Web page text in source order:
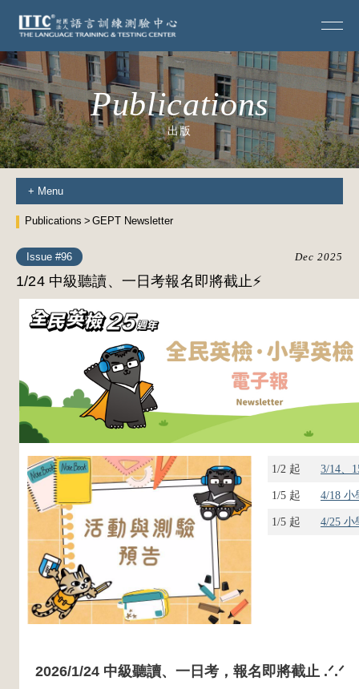
Publications
出版
+ Menu
Publications GEPT Newsletter
Issue #96 Dec 2025
1/24 中級聽讀、一日考報名即將截止⚡
1/2 起 3/14、
1/5 起 4/18 小
1/5 起 4/25 小
2026/1/24 中級聽讀、一日考，報名即將截止 .ᐟ.ᐟ